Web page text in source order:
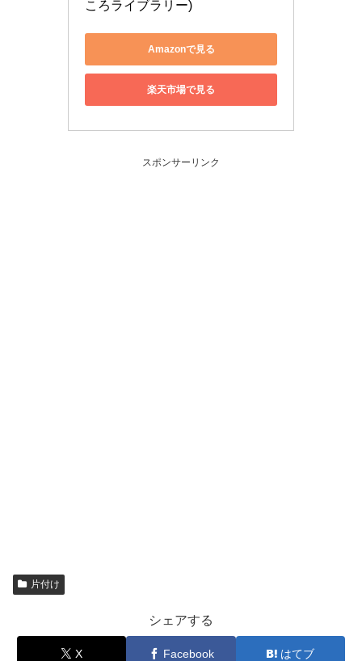
ころライブラリー)
Amazonで見る
楽天市場で見る
スポンサーリンク
片付け
シェアする
X Facebook はてブ